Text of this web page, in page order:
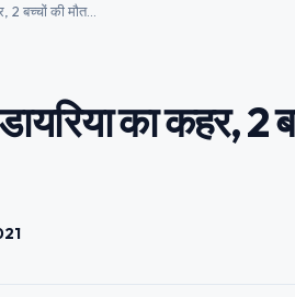
Muzaffarpur में डायरिया का कहर, 2 बच्चों की मौत, आधा दर्जन से अधिक भर्ती
का कहर, 2